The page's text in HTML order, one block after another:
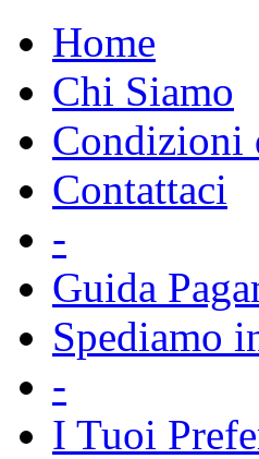
Home
Chi Siamo
Condizioni
Contattaci
-
Guida
Spediamo
-
I Tuoi